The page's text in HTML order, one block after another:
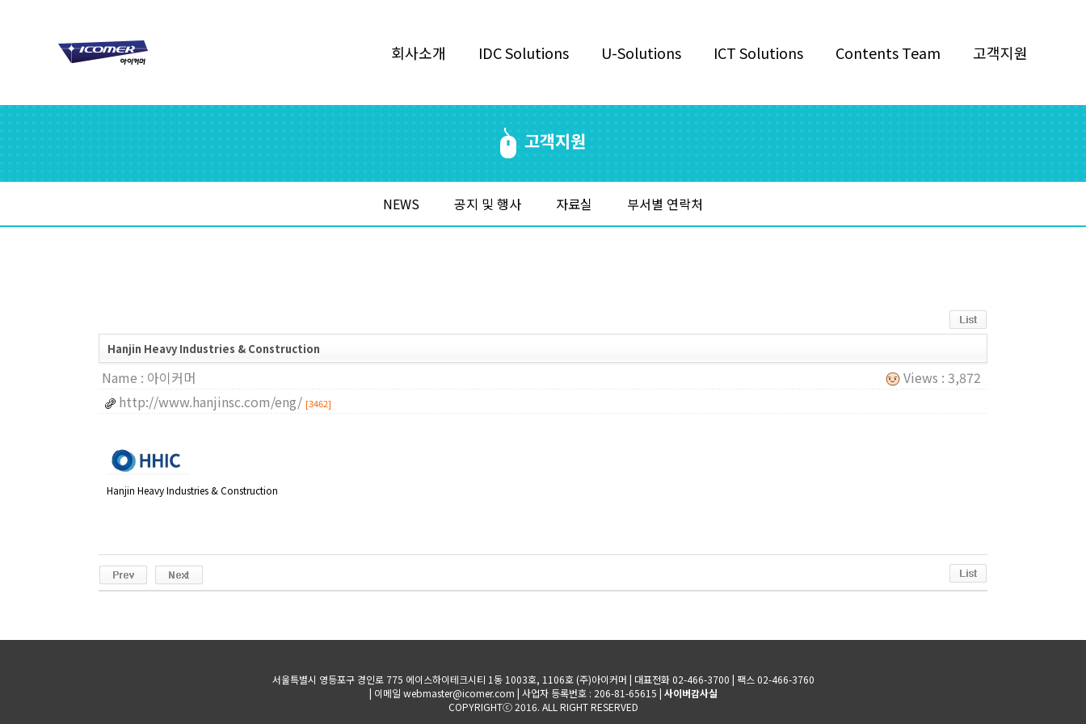
회사소개 IDC Solutions U-Solutions ICT Solutions Contents Team 고객지원
고객지원
NEWS 공지 및 행사 자료실 부서별 연락처
Hanjin Heavy Industries & Construction
Name : 아이커머
Views : 3,872
http://www.hanjinsc.com/eng/ [3462]
Hanjin Heavy Industries & Construction
서울특별시 영등포구 경인로 775 에이스하이테크시티 1동 1003호, 1106호 (주)아이커머 | 대표전화 02-466-3700 | 팩스 02-466-3760
| 이메일 webmaster@icomer.com | 사업자 등록번호 : 206-81-65615 | 사이버감사실
COPYRIGHTⓒ 2016. ALL RIGHT RESERVED